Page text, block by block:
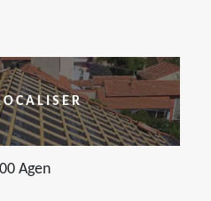
Agen